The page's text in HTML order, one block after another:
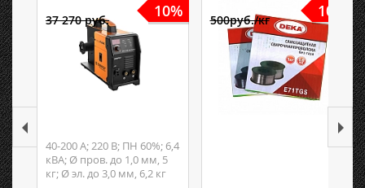
10%
37 270 руб.
40-200 А; 220 В; ПН 60%; 6,4
кВА; Ø пров. до 1,0 мм, 5
кг; Ø эл. до 3,0 мм, 6,2 кг
10%
500руб./кг